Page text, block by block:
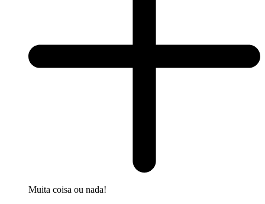
Muita coisa ou nada!